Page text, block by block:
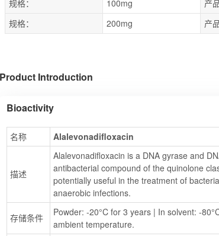
规格：
100mg 产
规格：
200mg 产
Product Introduction
Bioactivity
名称 Alalevonadifloxacin
描述
Alalevonadifloxacin is a DNA gyrase and
antibacterial compound of the quinolone
potentially useful in the treatment of
anaerobic infections.
存储条件
Powder: -20°C for 3 years | In solvent: -
ambient temperature.